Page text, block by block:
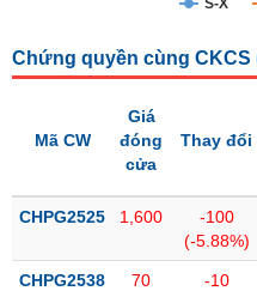
thái
thị
Niêm
S-X
Chứng quyền cùng CKCS
Mã CW
Giá
đóng
cửa
Thay đổi
CHPG2525 1,600
-100
(-5.88%)
CHPG2538 70
-10
NGÀNH
NGHIỆP